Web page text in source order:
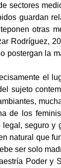
sectores
guardan
otras
Rodríguez,
postergan la
el
sujeto
de los
seguro y
que
ser solo
Poder y